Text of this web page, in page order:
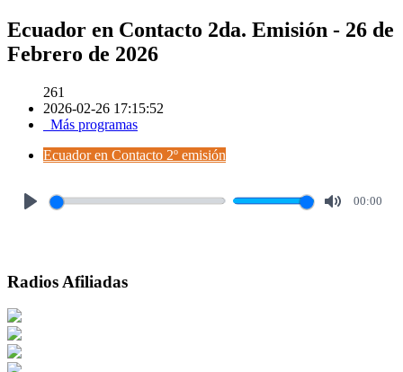
Ecuador en Contacto 2da. Emisión - 26 de
Febrero de 2026
261
2026-02-26 17:15:52
Más programas
Ecuador en Contacto 2º emisión
00:00
Radios Afiliadas